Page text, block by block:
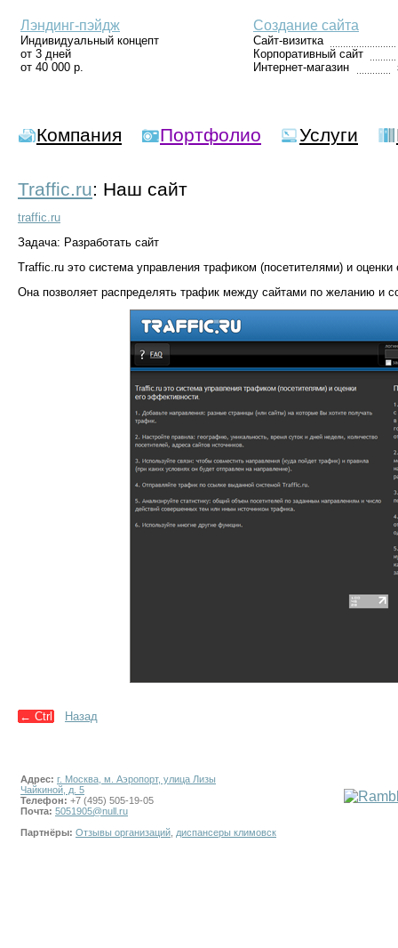
Лэндинг-пэйдж
Индивидуальный концепт
от 3 дней
от 40 000 р.
Создание сайта
Сайт-визитка
Корпоративный сайт
Интернет-магазин
Компания Портфолио Услуги
Traffic.ru: Наш сайт
traffic.ru
Задача: Разработать сайт
Traffic.ru это система управления трафиком (посетителями) и
Она позволяет распределять трафик между сайтами по желанию и
← Ctrl Назад
Адрес: г. Москва, м. Аэропорт, улица Лизы
Чайкиной, д. 5
Телефон: +7 (495) 505-19-05
Почта: 5051905@null.ru
Партнёры: Отзывы организаций диспансеры климовск